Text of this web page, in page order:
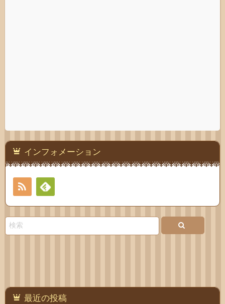
インフォメーション
Feedly
最近の投稿